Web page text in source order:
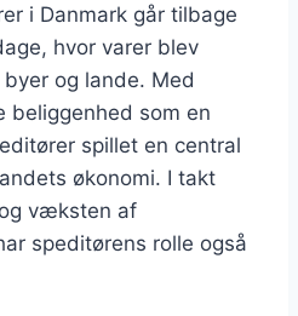
i Danmark går tilbage
hvor varer blev
og lande. Med
beliggenhed som en
spillet en central
økonomi. I takt
væksten af
speditørens rolle også